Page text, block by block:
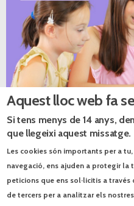
Infantil Primària
ÀREA D'ALUMNES
Aquest lloc web fa
Si tens menys de 14 anys,
que llegeixi aquest missatge.
Les cookies són importants per a
navegació, ens ajuden a protegir
peticions que ens sol·licitis a
de tercers per a analitzar els